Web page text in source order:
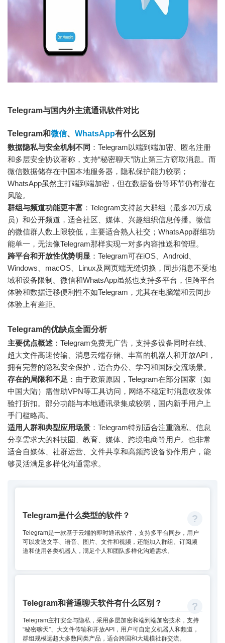
Telegram与国内外主流通讯软件对比
Telegram和微信、 WhatsApp有什么区别
数据隐私与安全机制不同 ：Telegram以端到端加密、匿名注册
和多层安全协议著称，支持“秘密聊天”防止第三方窃取消息。而
微信数据储存在中国本地服务器，隐私保护能力较弱；
WhatsApp虽然主打端到端加密，但在数据备份等环节仍有潜在
风险。
群组与频道功能更丰富 ：Telegram支持超大群组（最多20万成
员）和公开频道，适合社区、媒体、兴趣组织信息传播。微信
的微信群人数上限较低，主要适合熟人社交；WhatsApp群组功
能单一，无法像Telegram那样实现一对多内容推送和管理。
跨平台和开放性优势明显 ：Telegram可在iOS、Android、
Windows、macOS、Linux及网页端无缝切换，同步消息不受地
域和设备限制。微信和WhatsApp虽然也支持多平台，但跨平台
体验和数据迁移便利性不如Telegram，尤其在电脑端和云同步
体验上有差距。
Telegram的优缺点全面分析
主要优点概述 ：Telegram免费无广告，支持多设备同时在线、
超大文件高速传输、消息云端存储、丰富的机器人和开放API，
拥有完善的隐私安全保护，适合办公、学习和国际交流场景。
存在的局限和不足 ：由于政策原因，Telegram在部分国家（如
中国大陆）需借助VPN等工具访问，网络不稳定时消息收发体
验打折扣。部分功能与本地通讯录集成较弱，国内新手用户上
手门槛略高。
适用人群和典型应用场景 ：Telegram特别适合注重隐私、信息
分享需求大的科技圈、教育、媒体、跨境电商等用户。也非常
适合自媒体、社群运营、文件共享和高频跨设备协作用户，能
够灵活满足多样化沟通需求。
Telegram是什么类型的软件？
Telegram是一款基于云端的即时通讯软件，支持多平台同步，用户
可以发送文字、语音、图片、文件和视频，还能加入群组、订阅频
道和使用各类机器人，满足个人和团队多样化沟通需求。
Telegram和普通聊天软件有什么区别？
Telegram主打安全与隐私，采用多层加密和端到端加密技术，支持
“秘密聊天”、大文件传输和开放API，用户可自定义机器人和频道，
群组规模远超大多数同类产品，适合跨国和大规模社群交流。